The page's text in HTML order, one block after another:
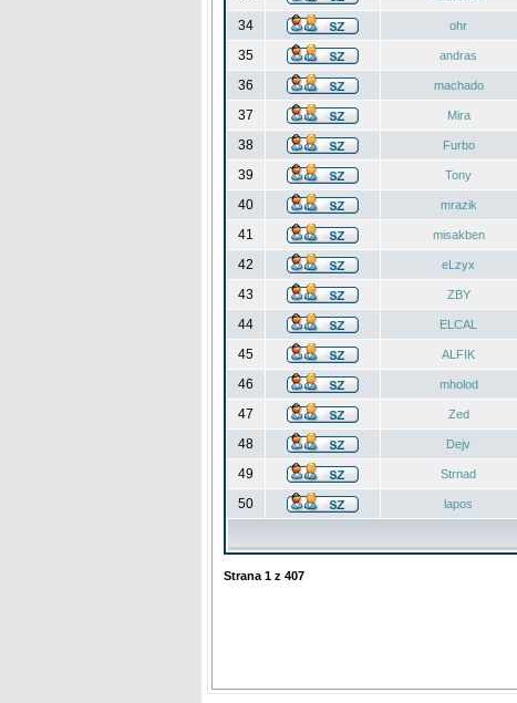
34
ohr
35
andras
36
machado
37
Mira
38
Furbo
39
Tony
40
mrazik
41
misakben
42
eLzyx
43
ZBY
44
ELCAL
45
ALFIK
46
mholod
47
Zed
48
Dejv
49
Strnad
50
lapos
Strana 1 z 407